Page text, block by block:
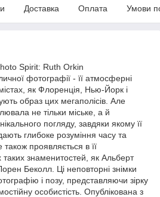
Доставка Оплата Умови
Spirit: Ruth Orkin
фотографії - її атмосферні
як Флоренція, Нью-Йорк і
образ цих мегаполісів. Але
не тільки міське, а й
погляду, завдяки якому її
глибоке розуміння часу та
також проявляється в її
знаменитостей, як Альберт
Беколл. Ці неповторні знімки
і позу, представляючи зірку
особистість. Опублікована з